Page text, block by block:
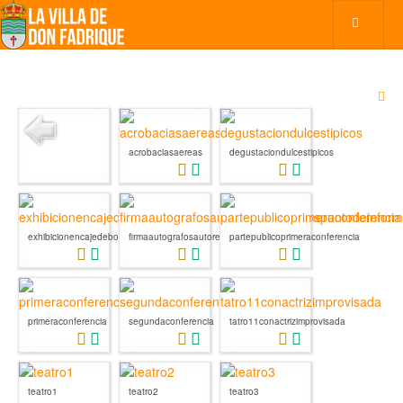
acrobaciasaereas degustaciondulcestipicos
exhibicionencajedebolillosfirmaautografosautoresfadriquenospu...partepublicoprimeraconferencia
primeraconferencia segundaconferencia tatro11conactrizimprovisada
teatro1 teatro2 teatro3